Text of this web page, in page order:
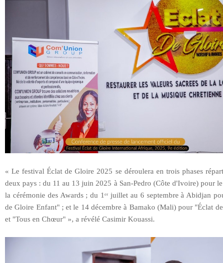
« Le festival Éclat de Gloire 2025 se déroulera en trois phases
deux pays : du 11 au 13 juin 2025 à San-Pedro (Côte d'Ivoire) pour
la cérémonie des Awards ; du 1ᵉʳ juillet au 6 septembre à Abidjan
de Gloire Enfant" ; et le 14 décembre à Bamako (Mali) pour "Éclat
et "Tous en Chœur" », a révélé Casimir Kouassi.